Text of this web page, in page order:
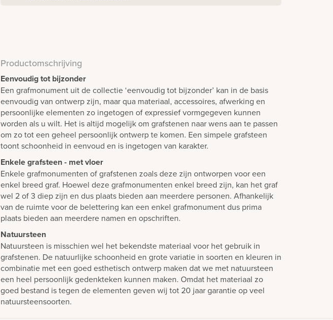
Productomschrijving
Eenvoudig tot bijzonder
Een grafmonument uit de collectie ‘eenvoudig tot bijzonder’ kan in de basis
eenvoudig van ontwerp zijn, maar qua materiaal, accessoires, afwerking en
persoonlijke elementen zo ingetogen of expressief vormgegeven kunnen
worden als u wilt. Het is altijd mogelijk om grafstenen naar wens aan te passen
om zo tot een geheel persoonlijk ontwerp te komen. Een simpele grafsteen
toont schoonheid in eenvoud en is ingetogen van karakter.
Enkele grafsteen - met vloer
Enkele grafmonumenten of grafstenen zoals deze zijn ontworpen voor een
enkel breed graf. Hoewel deze grafmonumenten enkel breed zijn, kan het graf
wel 2 of 3 diep zijn en dus plaats bieden aan meerdere personen. Afhankelijk
van de ruimte voor de belettering kan een enkel grafmonument dus prima
plaats bieden aan meerdere namen en opschriften.
Natuursteen
Natuursteen is misschien wel het bekendste materiaal voor het gebruik in
grafstenen. De natuurlijke schoonheid en grote variatie in soorten en kleuren in
combinatie met een goed esthetisch ontwerp maken dat we met natuursteen
een heel persoonlijk gedenkteken kunnen maken. Omdat het materiaal zo
goed bestand is tegen de elementen geven wij tot 20 jaar garantie op veel
natuursteensoorten.